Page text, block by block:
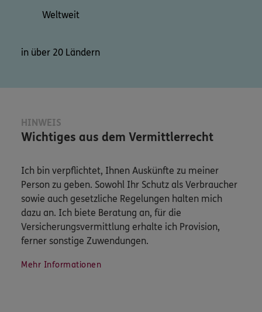
Weltweit
in über 20 Ländern
HINWEIS
Wichtiges aus dem Vermittlerrecht
Ich bin verpflichtet, Ihnen Auskünfte zu meiner
Person zu geben. Sowohl Ihr Schutz als Verbraucher
sowie auch gesetzliche Regelungen halten mich
dazu an. Ich biete Beratung an, für die
Versicherungsvermittlung erhalte ich Provision,
ferner sonstige Zuwendungen.
Mehr Informationen